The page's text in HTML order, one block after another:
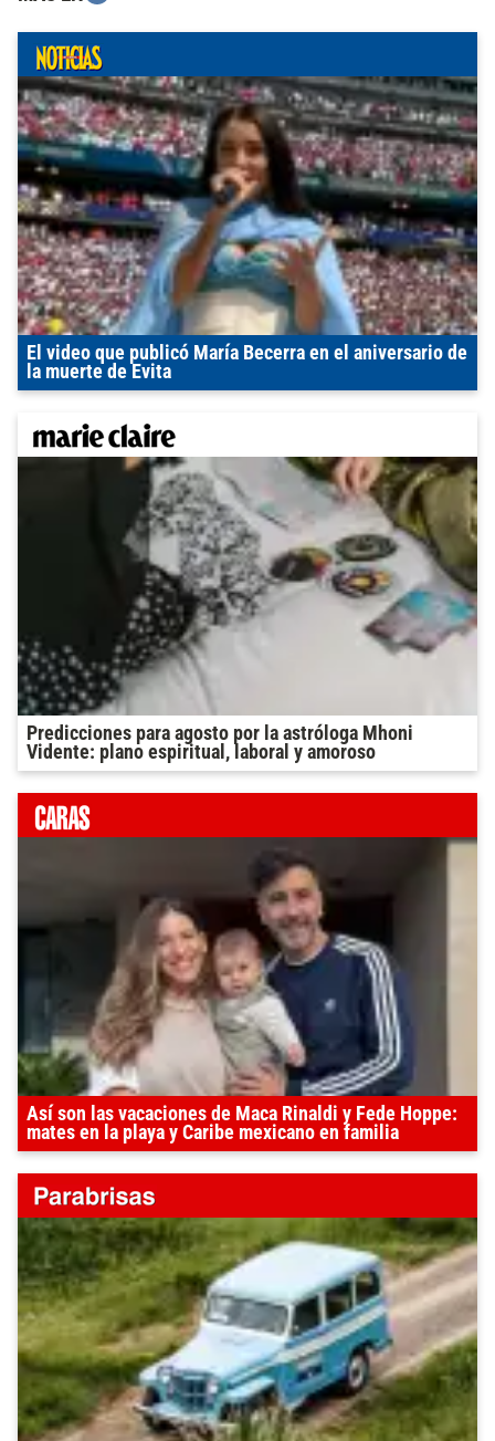
El video que publicó María Becerra en el aniversario de
la muerte de Evita
Predicciones para agosto por la astróloga Mhoni
Vidente: plano espiritual, laboral y amoroso
Así son las vacaciones de Maca Rinaldi y Fede Hoppe:
mates en la playa y Caribe mexicano en familia